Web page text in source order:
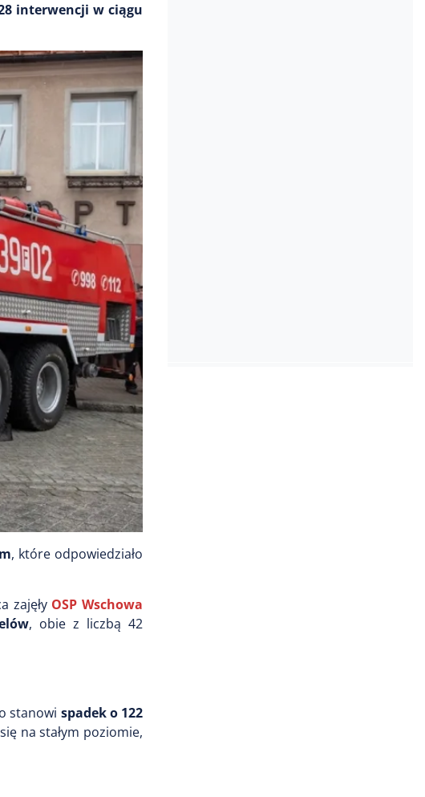
interwencji w ciągu
, które odpowiedziało
zajęły OSP Wschowa
, obie z liczbą 42
stanowi spadek o 122
na stałym poziomie,